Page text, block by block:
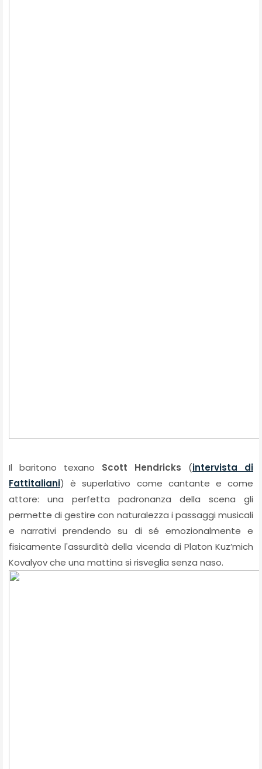
Il baritono texano Scott Hendricks (intervista di
Fattitaliani) è superlativo come cantante e come
attore: una perfetta padronanza della scena gli
permette di gestire con naturalezza i passaggi musicali
e narrativi prendendo su di sé emozionalmente e
fisicamente l'assurdità della vicenda di Platon Kuz’mich
Kovalyov che una mattina si risveglia senza naso.